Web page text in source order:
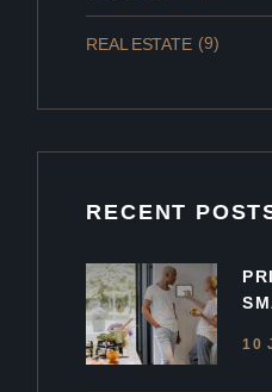
REAL ESTATE (9)
RECENT
10